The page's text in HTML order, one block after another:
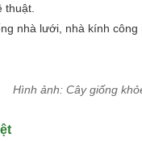
thuật.
nhà lưới, nhà kính công
Hình ảnh: Cây giống